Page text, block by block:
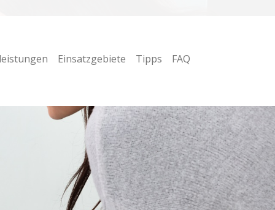
Einsatzgebiete Tipps FAQ